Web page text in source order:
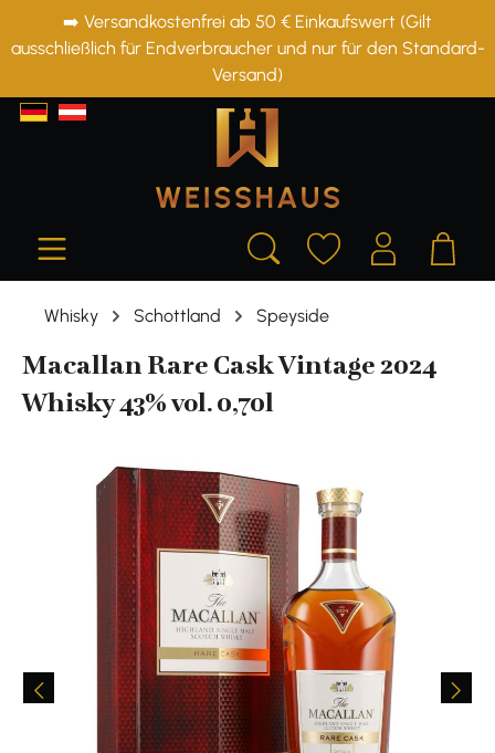
springen
➡️ Versandkostenfrei ab 50 € Einkaufswert (Gilt
ausschließlich für Endverbraucher und nur für den Standard-
Versand)
Whisky Schottland Speyside
Macallan Rare Cask Vintage 2024
Whisky 43% vol. 0,70l
Bildergalerie überspringen